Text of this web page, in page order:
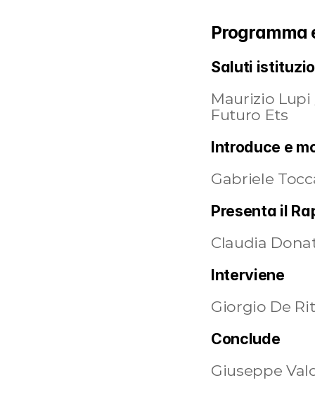
Programma
Saluti
Maurizio
Futuro Ets
Introduce e
Gabriele
Presenta il
Claudia
Interviene
Giorgio De
Conclude
Giuseppe